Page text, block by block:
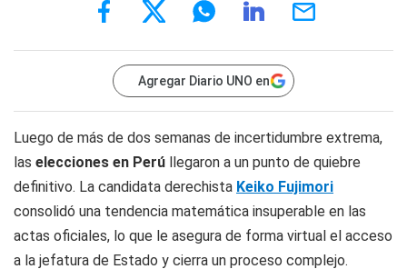
Agregar Diario UNO en
Luego de más de dos semanas de incertidumbre extrema,
las elecciones en Perú llegaron a un punto de quiebre
definitivo. La candidata derechista Keiko Fujimori
consolidó una tendencia matemática insuperable en las
actas oficiales, lo que le asegura de forma virtual el acceso
a la jefatura de Estado y cierra un proceso complejo.